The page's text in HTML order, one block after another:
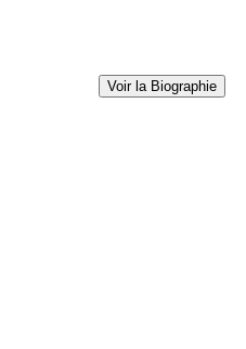
Voir la Biographie